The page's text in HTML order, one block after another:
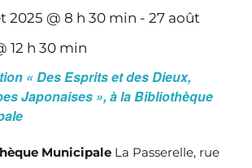
2025 @ 8 h 30 min - 27 août
12 h 30 min
« Des Esprits et des Dieux,
Japonaises », à la Bibliothèque
Municipale La Passerelle, rue